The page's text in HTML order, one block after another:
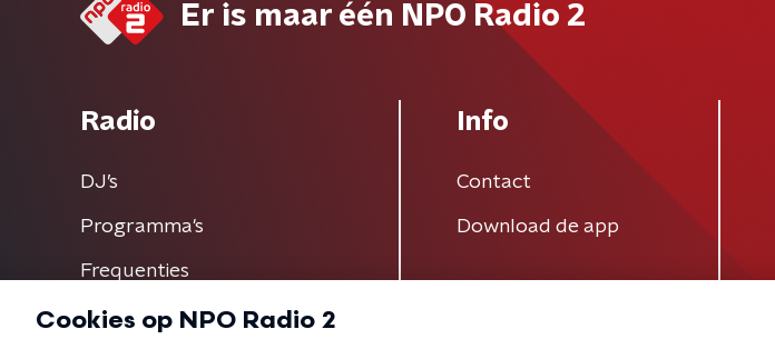
Er is maar één NPO Radio 2
Radio
DJ’s
Programma's
Frequenties
Info
Contact
Download de app